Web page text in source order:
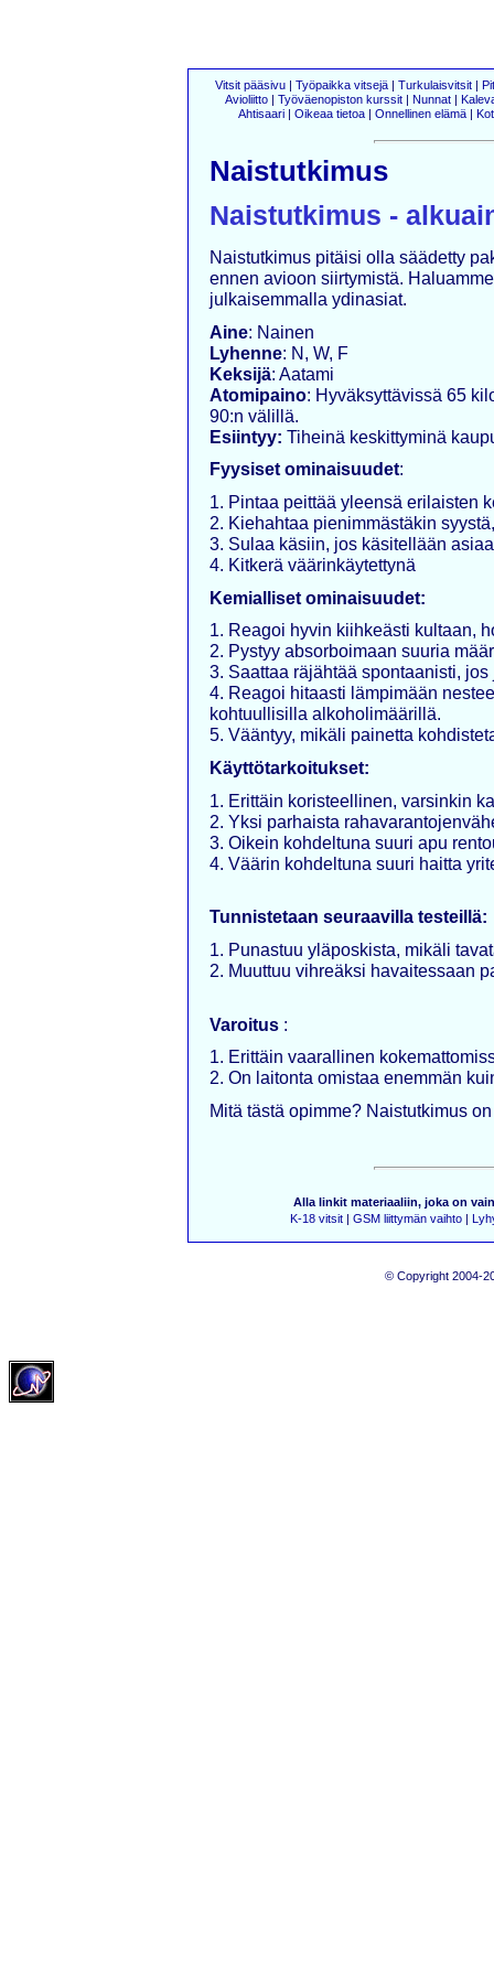
Vitsit pääsivu| Työpaikka vitsejä| Turkulaisvitsit|
Avioliitto| Työväenopiston kurssit| Nunnat|
Ahtisaari | Oikeaa tietoa | Onnellinen elämä|
Naistutkimus
Naistutkimus -
Naistutkimus pitäisi olla säädetty
ennen avioon siirtymistä.
julkaisemmalla ydinasiat.
Aine: Nainen
Lyhenne: N, W, F
Keksijä: Aatami
Atomipaino: Hyväksyttävissä 65
90:n välillä.
Esiintyy: Tiheinä keskittyminä
Fyysiset ominaisuudet:
1. Pintaa peittää yleensä erilaisten
2. Kiehahtaa pienimmästäkin
3. Sulaa käsiin, jos käsitellään
4. Kitkerä väärinkäytettynä
Kemialliset ominaisuudet:
1. Reagoi hyvin kiihkeästi kultaan,
2. Pystyy absorboimaan suuria
3. Saattaa räjähtää spontaanisti,
4. Reagoi hitaasti lämpimään
kohtuullisilla alkoholimäärillä.
5. Vääntyy, mikäli painetta
Käyttötarkoitukset:
1. Erittäin koristeellinen, varsinkin
2. Yksi parhaista
3. Oikein kohdeltuna suuri apu
4. Väärin kohdeltuna suuri haitta
Tunnistetaan seuraavilla testeillä:
1. Punastuu yläposkista, mikäli
2. Muuttuu vihreäksi havaitessaan
Varoitus :
1. Erittäin vaarallinen
2. On laitonta omistaa enemmän
Mitä tästä opimme? Naistutkimus
Alla linkit materiaaliin, joka on
K-18 vitsit | GSM liittymän vaihto |
© Copyright 2004-